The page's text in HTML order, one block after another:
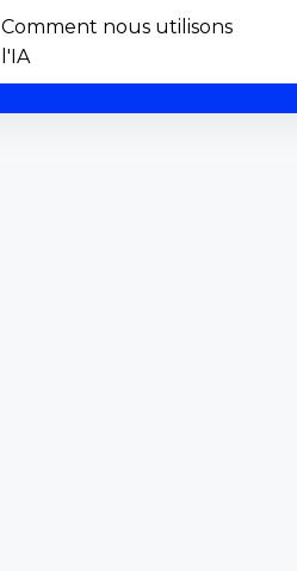
Comment nous utilisons
l'IA